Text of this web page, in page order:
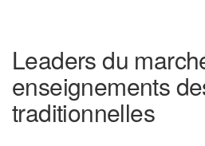
Leaders du
enseignements
traditionnelles